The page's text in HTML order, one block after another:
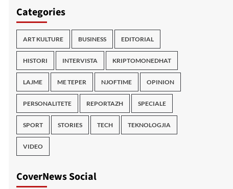
Categories
ART KULTURE BUSINESS EDITORIAL
HISTORI INTERVISTA KRIPTOMONEDHAT
LAJME ME TEPER NJOFTIME OPINION
PERSONALITETE REPORTAZH SPECIALE
SPORT STORIES TECH TEKNOLOGJIA
VIDEO
CoverNews Social